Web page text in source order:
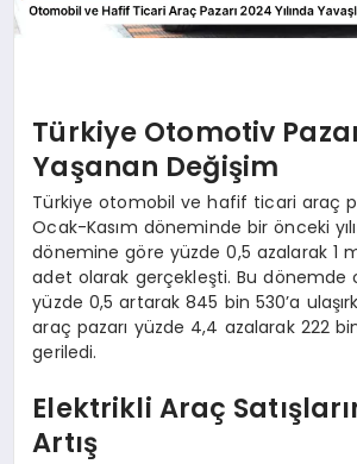
Türkiye Otomotiv
Yaşanan Değişim
Türkiye otomobil ve hafif ticari araç
Ocak-Kasım döneminde bir önceki
dönemine göre yüzde 0,5 azalarak 1
adet olarak gerçekleşti. Bu dönemde
yüzde 0,5 artarak 845 bin 530’a
araç pazarı yüzde 4,4 azalarak 222
geriledi.
Elektrikli Araç
Artış